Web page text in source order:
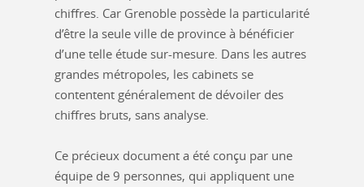
chiffres. Car Grenoble possède la particularité
d’être la seule ville de province à bénéficier
d’une telle étude sur-mesure. Dans les autres
grandes métropoles, les cabinets se
contentent généralement de dévoiler des
chiffres bruts, sans analyse.
Ce précieux document a été conçu par une
équipe de 9 personnes, qui appliquent une